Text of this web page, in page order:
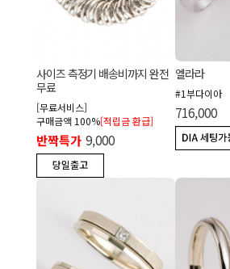
사이즈 측정기 배송비까지 완전
무료
[무료서비스]
구매금액 100%[적립금 환급]
반짝특가 9,000
엘라라
#1부다이아
716,000